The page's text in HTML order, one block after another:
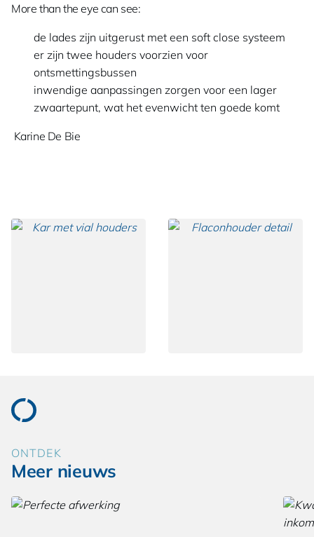
More than the eye can see:
de lades zijn uitgerust met een soft close systeem
er zijn twee houders voorzien voor
ontsmettingsbussen
inwendige aanpassingen zorgen voor een lager
zwaartepunt, wat het evenwicht ten goede komt
Karine De Bie
ONTDEK
Meer nieuws